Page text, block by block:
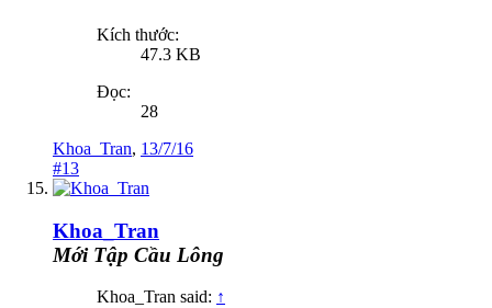
Kích thước:
47.3 KB
Đọc:
28
Khoa_Tran, 13/7/16
#13
Khoa_Tran
Mới Tập Cầu Lông
Khoa_Tran said: ↑